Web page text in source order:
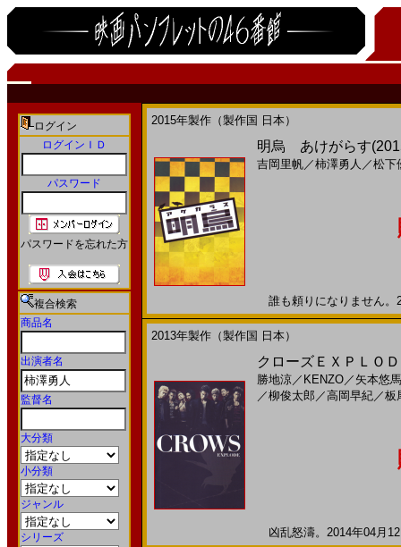
ログイン
ログインＩＤ
パスワード
パスワードを忘れた方
複合検索
商品名
出演者名
監督名
大分類
小分類
ジャンル
シリーズ
2015年製作（製作国 日本）
明烏 あけがらす
吉岡里帆／柿澤勇人 ／松下
誰も頼りになりません
2013年製作（製作国 日本）
クローズＥＸＰＬＯ
勝地涼／ KENZO／ 矢本悠馬
／柳俊太郎 ／高岡早紀／板
凶乱怒濤。2014年04月